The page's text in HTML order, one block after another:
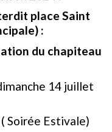
place Saint
:
du chapiteau
14 juillet
Soirée Estivale)